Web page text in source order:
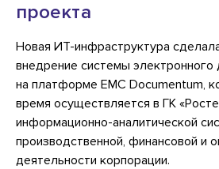
проекта
Новая ИТ-инфраструктура
внедрение системы
на платформе EMC Documentum,
время осуществляется в ГК
информационно-аналитической
производственной, финансовой и
деятельности корпорации.